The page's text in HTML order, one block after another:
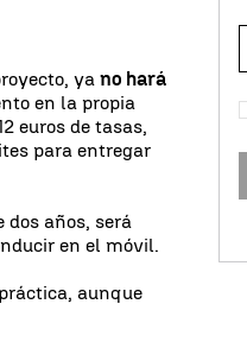
yano hará
en la propia
euros de tasas,
para entregar
años, será
en el móvil.
aunque